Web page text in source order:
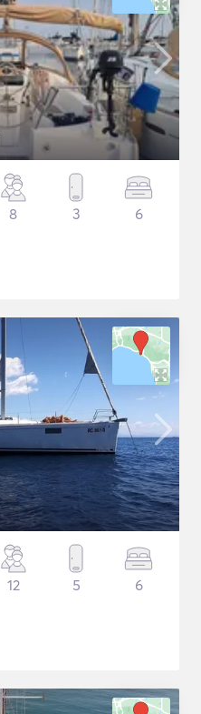
8 3 6
12 5 6